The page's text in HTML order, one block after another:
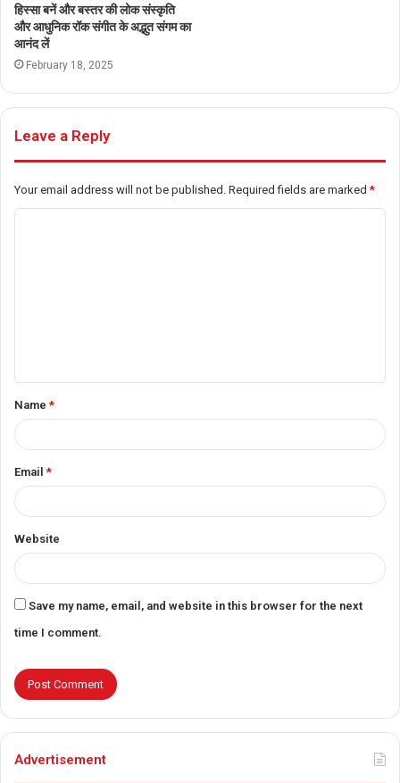
हिस्सा बनें और बस्तर की लोक संस्कृति
और आधुनिक रॉक संगीत के अद्भुत संगम का
आनंद लें
February 18, 2025
Leave a Reply
Your email address will not be published. Required fields are marked*
t
*
Name*
Email*
Website
Save my name, email, and website in this browser for the next
time I comment.
Advertisement